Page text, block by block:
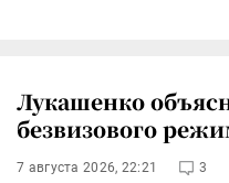
Лукашенко
безвизового
7 августа 2026, 22:21 3